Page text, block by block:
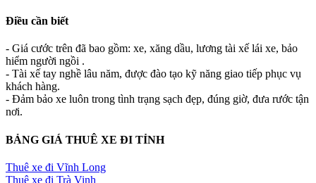
Điều cần biết
- Giá cước trên đã bao gồm: xe, xăng dầu, lương tài xế lái xe, bảo
hiểm người ngồi .
- Tài xế tay nghề lâu năm, được đào tạo kỹ năng giao tiếp phục vụ
khách hàng.
- Đảm bảo xe luôn trong tình trạng sạch đẹp, đúng giờ, đưa rước tận
nơi.
BẢNG GIÁ THUÊ XE ĐI TỈNH
Thuê xe đi Vĩnh Long
Thuê xe đi Trà Vinh